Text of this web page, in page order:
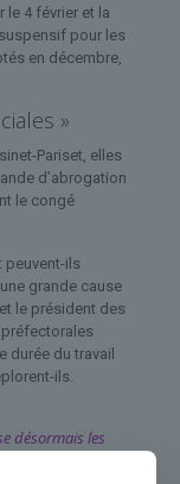
4 février et la
pour les
en décembre,
»
Pariset, elles
d’abrogation
le congé
peuvent-ils
grande cause
le président des
durée du travail
ils.
désormais les